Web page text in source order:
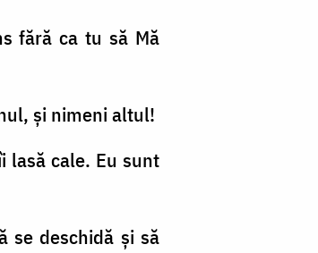
fără ca tu să Mă
şi nimeni altul!
lasă cale. Eu sunt
se deschidă şi să